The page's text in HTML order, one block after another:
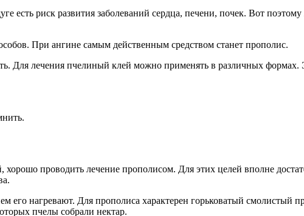
есть риск развития заболеваний сердца, печени, почек. Вот
При ангине самым действенным средством станет прополис.
Для лечения пчелиный клей можно применять в различных формах.
хорошо проводить лечение прополисом. Для этих целей вполне
его нагревают. Для прополиса характерен горьковатый смолистый
пчелы собрали нектар.